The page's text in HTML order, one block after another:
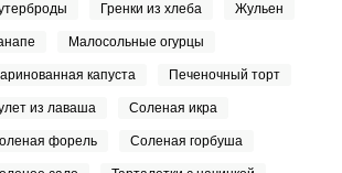
Гренки из хлеба Жульен
Малосольные огурцы
капуста Печеночный торт
из лаваша Соленая икра
форель Соленая горбуша